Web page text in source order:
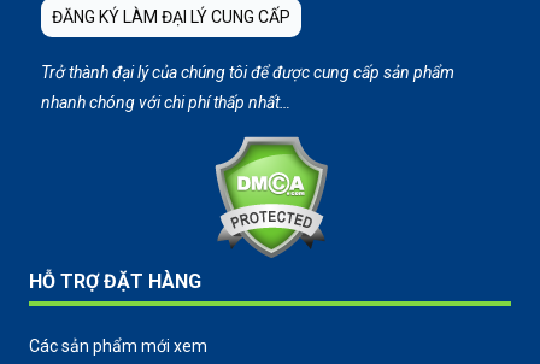
ĐĂNG KÝ LÀM ĐẠI LÝ CUNG CẤP
Trở thành đại lý của chúng tôi để được cung cấp sản phẩm
nhanh chóng với chi phí thấp nhất…
HỖ TRỢ ĐẶT HÀNG
Các sản phẩm mới xem